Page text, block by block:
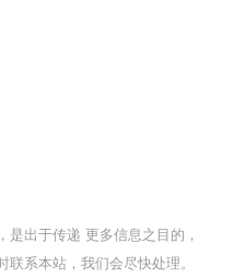
出于传递 更多信息之目的，
系本站，我们会尽快处理。